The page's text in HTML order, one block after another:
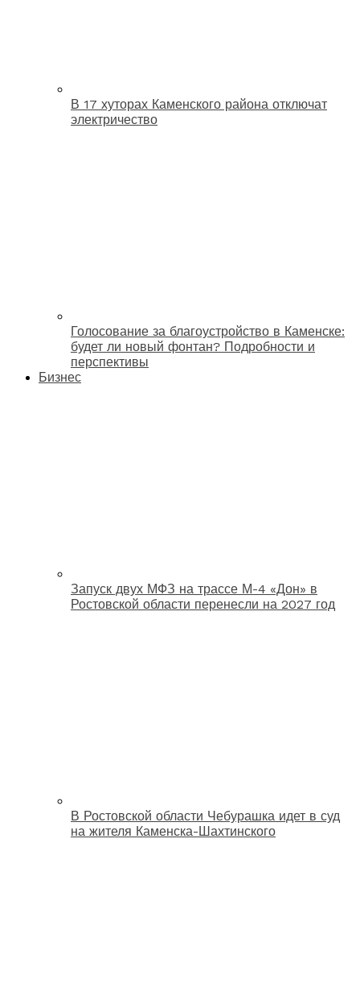
В 17 хуторах Каменского района отключат
электричество
Голосование за благоустройство в Каменске:
будет ли новый фонтан? Подробности и
перспективы
Бизнес
Запуск двух МФЗ на трассе М-4 «Дон» в
Ростовской области перенесли на 2027 год
В Ростовской области Чебурашка идет в суд
на жителя Каменска-Шахтинского